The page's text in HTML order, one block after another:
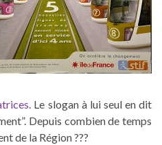
Le slogan à lui seul en dit
Depuis combien de temps
de la Région ???